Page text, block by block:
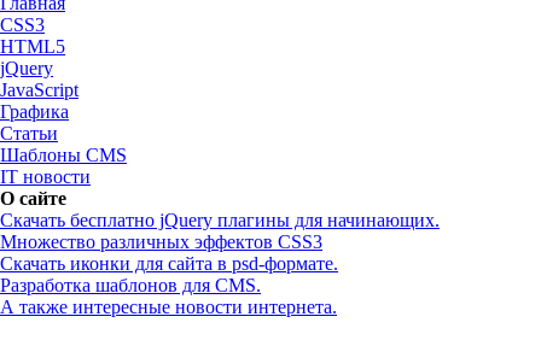
CSS3
HTML5
jQuery
JavaScript
Графика
Статьи
Шаблоны CMS
IT новости
О сайте
Скачать бесплатно jQuery плагины для начинающих.
Множество различных эффектов CSS3
Скачать иконки для сайта в psd-формате.
Разработка шаблонов для CMS.
А также интересные новости интернета.